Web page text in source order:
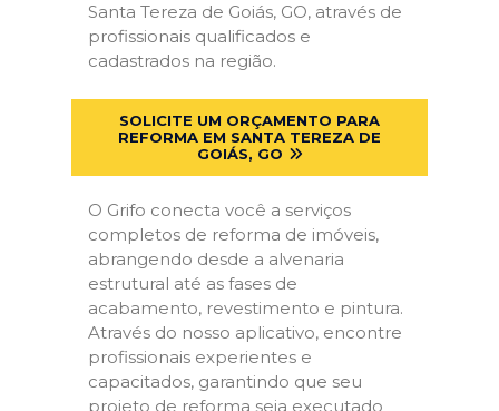
Santa Tereza de Goiás, GO, através de
profissionais qualificados e
cadastrados na região.
SOLICITE UM ORÇAMENTO PARA
REFORMA EM SANTA TEREZA DE
GOIÁS, GO
O Grifo conecta você a serviços
completos de reforma de imóveis,
abrangendo desde a alvenaria
estrutural até as fases de
acabamento, revestimento e pintura.
Através do nosso aplicativo, encontre
profissionais experientes e
capacitados, garantindo que seu
projeto de reforma seja executado